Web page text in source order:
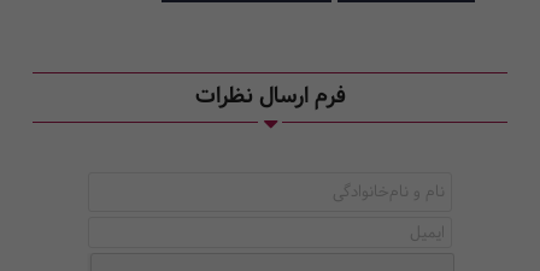
فرم ارسال نظرات